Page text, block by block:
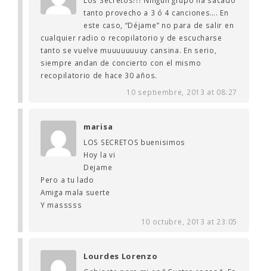
tanto provecho a 3 ó 4 canciones…. En
este caso, “Déjame” no para de salir en
cualquier radio o recopilatorio y de escucharse
tanto se vuelve muuuuuuuuy cansina. En serio,
siempre andan de concierto con el mismo
recopilatorio de hace 30 años.
10 septiembre, 2013 at 08:27
marisa
LOS SECRETOS buenisimos
Hoy la vi
Dejame
Pero a tu lado
Amiga mala suerte
Y masssss
10 octubre, 2013 at 23:05
Lourdes Lorenzo